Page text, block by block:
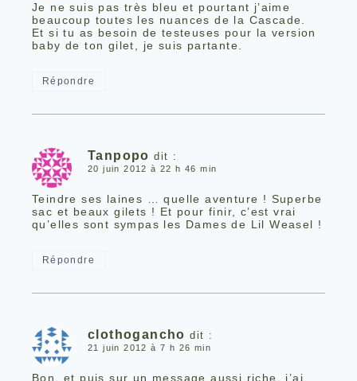
Je ne suis pas très bleu et pourtant j’aime
beaucoup toutes les nuances de la Cascade.
Et si tu as besoin de testeuses pour la version
baby de ton gilet, je suis partante.
Répondre
Tanpopo dit :
20 juin 2012 à 22 h 46 min
Teindre ses laines … quelle aventure ! Superbe
sac et beaux gilets ! Et pour finir, c’est vrai
qu’elles sont sympas les Dames de Lil Weasel !
Répondre
clothogancho dit :
21 juin 2012 à 7 h 26 min
Bon, et puis sur un message aussi riche, j’ai